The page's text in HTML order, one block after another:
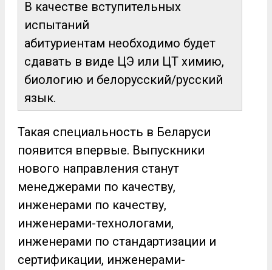
В качестве вступительных
испытаний
абитуриентам необходимо будет
сдавать в виде ЦЭ или ЦТ химию,
биологию и белорусский/русский
язык.
Такая специальность в Беларуси
появится впервые. Выпускники
нового направления станут
менеджерами по качеству,
инженерами по качеству,
инженерами-технологами,
инженерами по стандартизации и
сертификации, инженерами-